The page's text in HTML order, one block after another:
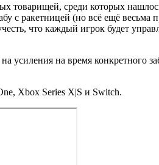
товарищей, среди которых
с ракетницей (но всё ещё
что каждый игрок будет
усиления на время
Xbox Series X|S и Switch.